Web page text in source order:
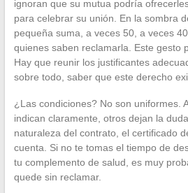
ignoran que su mutua podría
para celebrar su unión. En la sombra
pequeña suma, a veces 50, a veces
quienes saben reclamarla. Este gesto
Hay que reunir los justificantes
sobre todo, saber que este derecho
¿Las condiciones? No son uniformes.
indican claramente, otros dejan la
naturaleza del contrato, el certificado
cuenta. Si no te tomas el tiempo de
tu complemento de salud, es muy
quede sin reclamar.